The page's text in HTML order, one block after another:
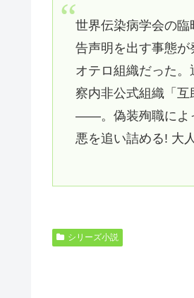
世界伝染病学会の
告声明を出す事態
オテロ組織だった
察内非公式組織「
――。偽装殉職によ
悪を追い詰める! 大
シリーズ小説